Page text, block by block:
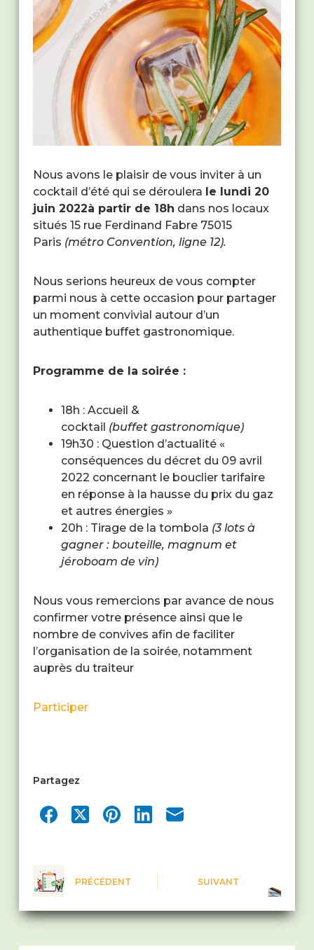
Nous avons le plaisir de vous inviter à un
cocktail d’été qui se déroulera le lundi 20
juin 2022à partir de 18h dans nos locaux
situés 15 rue Ferdinand Fabre 75015
Paris (métro Convention, ligne 12).
Nous serions heureux de vous compter
parmi nous à cette occasion pour partager
un moment convivial autour d’un
authentique buffet gastronomique.
Programme de la soirée :
18h : Accueil &
cocktail (buffet gastronomique)
19h30 : Question d’actualité «
conséquences du décret du 09 avril
2022 concernant le bouclier tarifaire
en réponse à la hausse du prix du gaz
et autres énergies »
20h : Tirage de la tombola (3 lots à
gagner : bouteille, magnum et
jéroboam de vin)
Nous vous remercions par avance de nous
confirmer votre présence ainsi que le
nombre de convives afin de faciliter
l’organisation de la soirée, notamment
auprès du traiteur
Participer
Partagez
PRÉCÉDENT SUIVANT